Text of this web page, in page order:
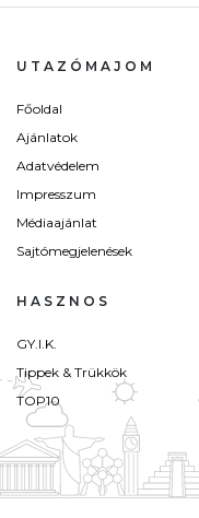
UTAZÓMAJOM
Főoldal
Ajánlatok
Adatvédelem
Impresszum
Médiaajánlat
Sajtómegjelenések
HASZNOS
GY.I.K.
Tippek & Trükkök
TOP10